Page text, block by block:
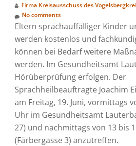
Firma Kreisausschuss des
No comments
Eltern sprachauffälliger Kinder
werden kostenlos und
können bei Bedarf weitere
werden. Im Gesundheitsamt
Hörüberprüfung erfolgen. Der
Sprachheilbeauftragte Joachim
am Freitag, 19. Juni, vormittags
Uhr im Gesundheitsamt
27) und nachmittags von 13 bis
(Färbergasse 3) anzutreffen.